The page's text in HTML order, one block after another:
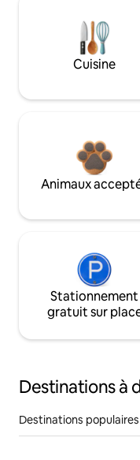
Cuisine
Animaux
Stationnement
gratuit sur
Destinations à
Destinations